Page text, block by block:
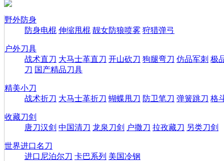
野外防身
防身电棍 伸缩甩棍 靓女防狼喷雾 狩猎弹弓
户外刀具
战术直刀 大马士革直刀 开山砍刀 狗腿弯刀 仿品军刺 极
刀 国产精品刀具
精美小刀
战术折刀 大马士革折刀 蝴蝶甩刀 防卫笔刀 弹簧跳刀 格
收藏刀剑
唐刀汉剑 中国清刀 龙泉刀剑 户撒刀 拉孜藏刀 另类刀剑
世界进口名刀
进口尼泊尔刀 卡巴系列 美国冷钢